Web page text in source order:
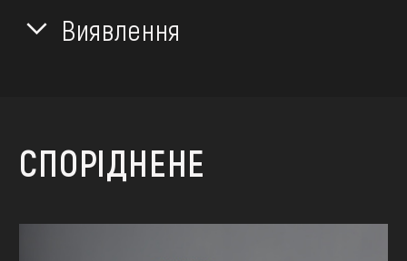
Виявлення
СПОРІДНЕНЕ